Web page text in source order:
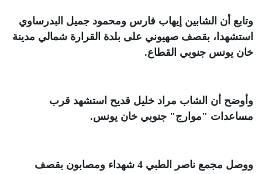
وتابع أن الشابين إيهاب فارس ومحمود جميل البدرساوي
استشهدا، بقصف صهيوني على بلدة القرارة شمالي مدينة
خان يونس جنوبي القطاع.
وأوضح أن الشاب مراد خليل قديح استشهد قرب
مساعدات "موارج" جنوبي خان يونس.
ووصل مجمع ناصر الطبي 4 شهداء ومصابون بقصف